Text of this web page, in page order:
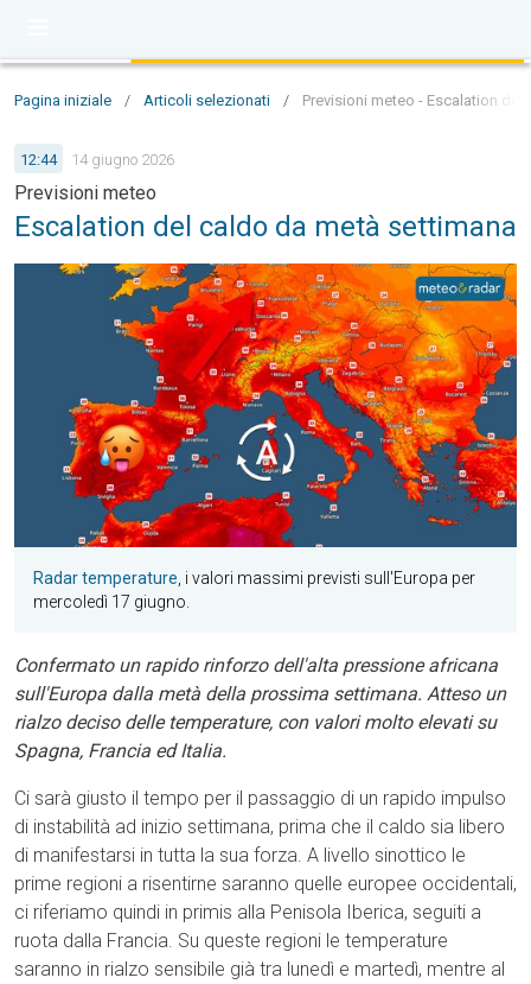
Pagina iniziale / Articoli selezionati / Previsioni meteo - Escalation
12:44 14 giugno 2026
Previsioni meteo
Escalation del caldo da metà settimana
Radar temperature , i valori massimi previsti sull'Europa per
mercoledì 17 giugno.
Confermato un rapido rinforzo dell'alta pressione africana
sull'Europa dalla metà della prossima settimana. Atteso un
rialzo deciso delle temperature, con valori molto elevati su
Spagna, Francia ed Italia.
Ci sarà giusto il tempo per il passaggio di un rapido impulso
di instabilità ad inizio settimana, prima che il caldo sia libero
di manifestarsi in tutta la sua forza. A livello sinottico le
prime regioni a risentirne saranno quelle europee occidentali,
ci riferiamo quindi in primis alla Penisola Iberica, seguiti a
ruota dalla Francia. Su queste regioni le temperature
saranno in rialzo sensibile già tra lunedì e martedì, mentre al